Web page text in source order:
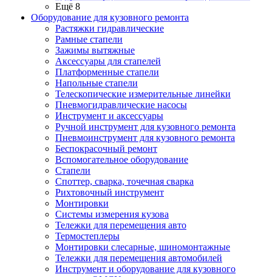
Ещё 8
Оборудование для кузовного ремонта
Растяжки гидравлические
Рамные стапели
Зажимы вытяжные
Аксессуары для стапелей
Платформенные стапели
Напольные стапели
Телескопические измерительные линейки
Пневмогидравлические насосы
Инструмент и аксессуары
Ручной инструмент для кузовного ремонта
Пневмоинструмент для кузовного ремонта
Беспокрасочный ремонт
Вспомогательное оборудование
Стапели
Споттер, сварка, точечная сварка
Рихтовочный инструмент
Монтировки
Системы измерения кузова
Тележки для перемещения авто
Термостеплеры
Монтировки слесарные, шиномонтажные
Тележки для перемещения автомобилей
Инструмент и оборудование для кузовного